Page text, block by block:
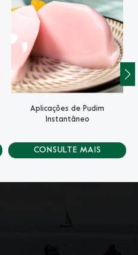
Aplicações de Pudim
Instantâneo
CONSULTE MAIS